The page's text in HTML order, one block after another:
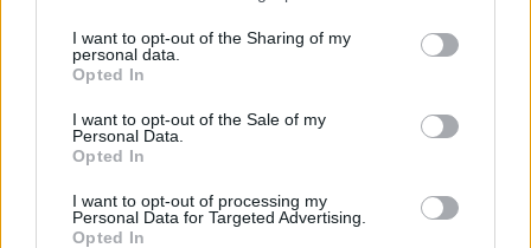
I want to opt-out of the Sharing of my
personal data.
Opted In
I want to opt-out of the Sale of my
Personal Data.
Opted In
I want to opt-out of processing my
Personal Data for Targeted Advertising.
Opted In
Trill ut bollene med en gang (ca 40 stk) og legg dem på
bakepapirdekkede stekeplater. La dem heve lunt i 1
Stek bollene midt i ovnen ved 230°C i 7-10 minutter.